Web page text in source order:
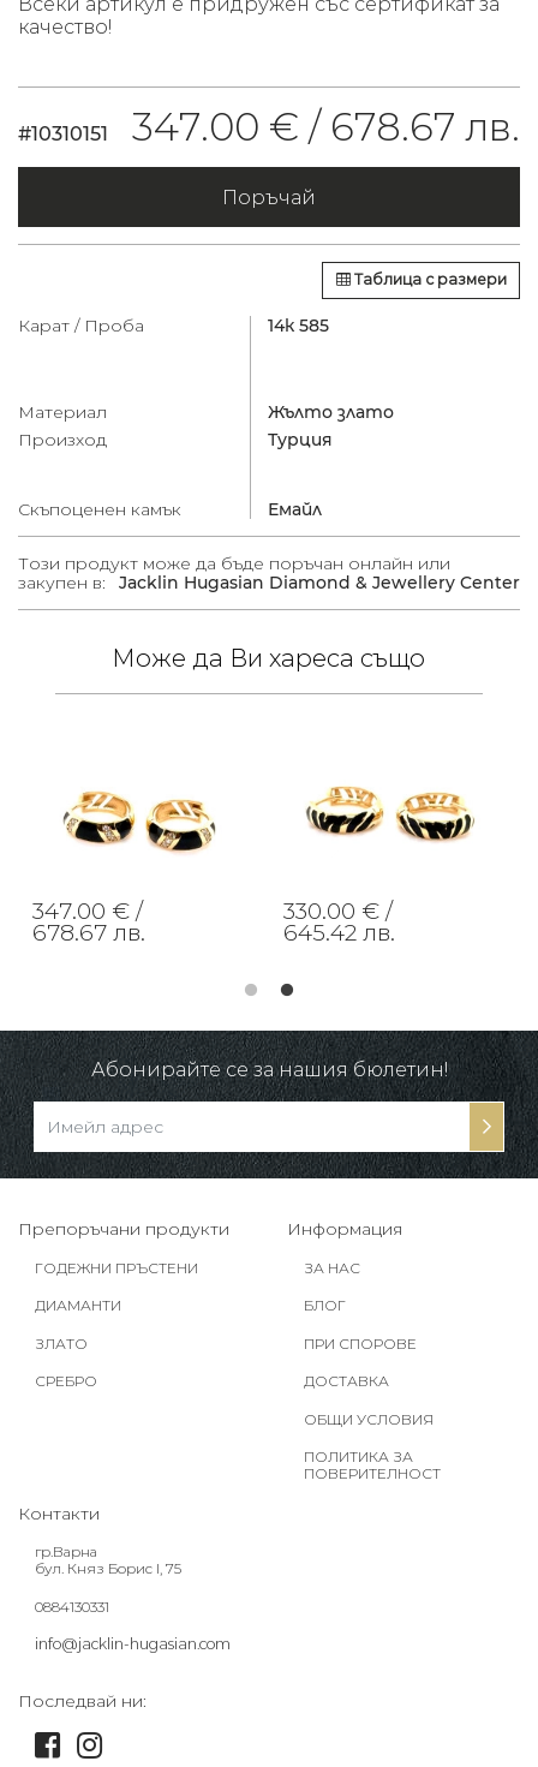
Всеки артикул е придружен със сертификат за
качество!
#10310151 347.00 € / 678.67 лв.
Поръчай
Таблица с размери
Карат / Проба 14к 585
Материал
Жълто злато
Произход
Турция
Скъпоценен камък Емайл
Този продукт може да бъде поръчан онлайн или
закупен в:
Jacklin Hugasian Diamond & Jewellery Center
Може да Ви хареса също
347.00 € /
678.67 лв.
330.00 € /
645.42 лв.
Абонирайте се за нашия бюлетин!
Препоръчани продукти
ГОДЕЖНИ ПРЪСТЕНИ
ДИАМАНТИ
ЗЛАТО
СРЕБРО
Информация
ЗА НАС
БЛОГ
ПРИ СПОРОВЕ
ДОСТАВКА
ОБЩИ УСЛОВИЯ
ПОЛИТИКА ЗА
ПОВЕРИТЕЛНОСТ
Контакти
гр.Варна
бул. Княз Борис I, 75
0884130331
info@jacklin-hugasian.com
Последвай ни: